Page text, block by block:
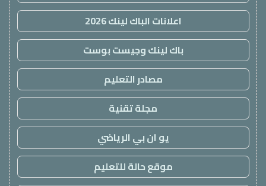
اعلانات الباك لينك 2026
باك لينك وجيست بوست
مصادر التعليم
مجلة تقنية
يو ان بي الرياضي
موقع حالة للتعليم